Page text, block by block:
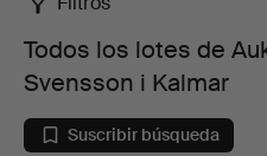
Todos
los
lotes
Todos los lotes de
Svensson i Kalmar
Suscribir búsqueda